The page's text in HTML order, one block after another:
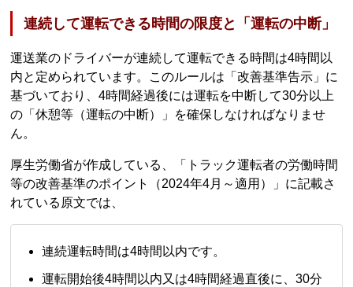
連続して運転できる時間の限度と「運転の中断」
運送業のドライバーが連続して運転できる時間は4時間以
内と定められています。このルールは「改善基準告示」に
基づいており、4時間経過後には運転を中断して30分以上
の「休憩等（運転の中断）」を確保しなければなりませ
ん。
厚生労働省が作成している、「トラック運転者の労働時間
等の改善基準のポイント（2024年4月～適用）」に記載さ
れている原文では、
連続運転時間は4時間以内です。
運転開始後4時間以内又は4時間経過直後に、30分